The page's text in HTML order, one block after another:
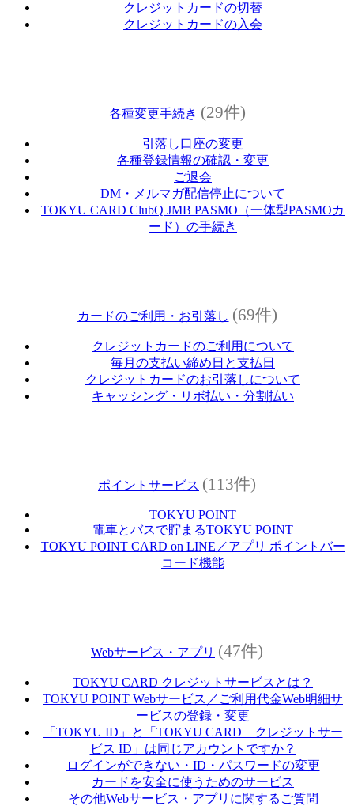
クレジットカードの切替
クレジットカードの入会
各種変更手続き (29件)
引落し口座の変更
各種登録情報の確認・変更
ご退会
DM・メルマガ配信停止について
TOKYU CARD ClubQ JMB PASMO（一体型PASMOカ
ード）の手続き
カードのご利用・お引落し (69件)
クレジットカードのご利用について
毎月の支払い締め日と支払日
クレジットカードのお引落しについて
キャッシング・リボ払い・分割払い
ポイントサービス (113件)
TOKYU POINT
電車とバスで貯まるTOKYU POINT
TOKYU POINT CARD on LINE／アプリ ポイントバー
コード機能
Webサービス・アプリ (47件)
TOKYU CARD クレジットサービスとは？
TOKYU POINT Webサービス／ご利用代金Web明細サ
ービスの登録・変更
「TOKYU ID」と「TOKYU CARD クレジットサー
ビス ID」は同じアカウントですか？
ログインができない・ID・パスワードの変更
カードを安全に使うためのサービス
その他Webサービス・アプリに関するご質問